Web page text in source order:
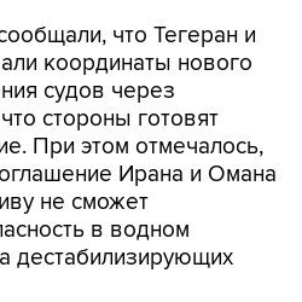
что Тегеран и
координаты нового
судов через
стороны готовят
При этом отмечалось,
Ирана и Омана
не сможет
в водном
дестабилизирующих